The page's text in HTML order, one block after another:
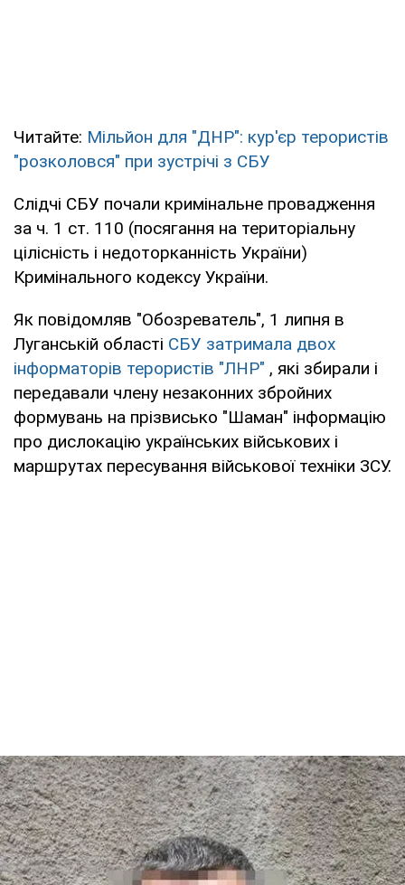
Читайте: Мільйон для "ДНР": кур'єр терористів
"розколовся" при зустрічі з СБУ
Слідчі СБУ почали кримінальне провадження
за ч. 1 ст. 110 (посягання на територіальну
цілісність і недоторканність України)
Кримінального кодексу України.
Як повідомляв "Обозреватель", 1 липня в
Луганській області СБУ затримала двох
інформаторів терористів "ЛНР" , які збирали і
передавали члену незаконних збройних
формувань на прізвисько "Шаман" інформацію
про дислокацію українських військових і
маршрутах пересування військової техніки ЗСУ.